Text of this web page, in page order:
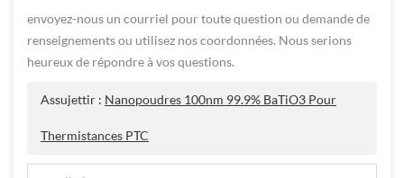
envoyez-nous un courriel pour toute question ou demande de
renseignements ou utilisez nos coordonnées. Nous serions
heureux de répondre à vos questions.
Assujettir : Nanopoudres 100nm 99.9% BaTiO3 Pour
Thermistances PTC